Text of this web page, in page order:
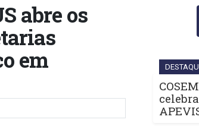
abre os
em